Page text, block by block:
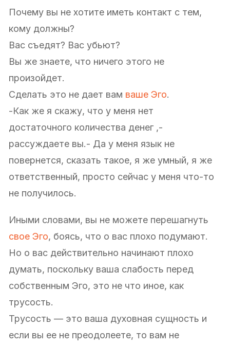
Почему вы не хотите иметь контакт с тем,
кому должны?
Вас съедят? Вас убьют?
Вы же знаете, что ничего этого не
произойдет.
Сделать это не дает вам ваше Эго.
-Как же я скажу, что у меня нет
достаточного количества денег ,-
рассуждаете вы.- Да у меня язык не
повернется, сказать такое, я же умный, я же
ответственный, просто сейчас у меня что-то
не получилось.
Иными словами, вы не можете перешагнуть
свое Эго, боясь, что о вас плохо подумают.
Но о вас действительно начинают плохо
думать, поскольку ваша слабость перед
собственным Эго, это не что иное, как
трусость.
Трусость — это ваша духовная сущность и
если вы ее не преодолеете, то вам не